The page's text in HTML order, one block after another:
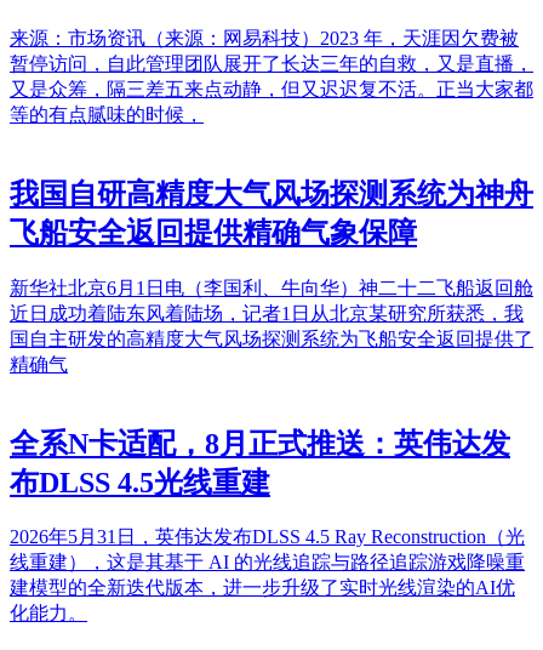
来源：市场资讯（来源：网易科技）2023 年，天涯因欠费被
暂停访问，自此管理团队展开了长达三年的自救，又是直播，
又是众筹，隔三差五来点动静，但又迟迟复不活。正当大家都
等的有点腻味的时候，
我国自研高精度大气风场探测系统为神舟
飞船安全返回提供精确气象保障
新华社北京6月1日电（李国利、牛向华）神二十二飞船返回舱
近日成功着陆东风着陆场，记者1日从北京某研究所获悉，我
国自主研发的高精度大气风场探测系统为飞船安全返回提供了
精确气
全系N卡适配，8月正式推送：英伟达发
布DLSS 4.5光线重建
2026年5月31日，英伟达发布DLSS 4.5 Ray Reconstruction（光
线重建），这是其基于 AI 的光线追踪与路径追踪游戏降噪重
建模型的全新迭代版本，进一步升级了实时光线渲染的AI优
化能力。